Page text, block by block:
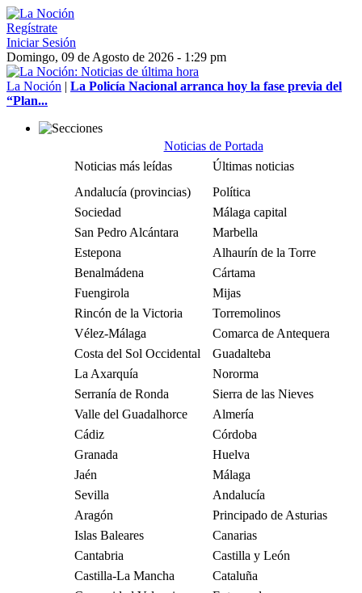
Regístrate
Iniciar Sesión
Domingo, 09 de Agosto de 2026 - 1:29 pm
La Noción | La Policía Nacional arranca hoy la fase previa del
“Plan...
Noticias de Portada
Noticias más leídas
Últimas noticias
Andalucía (provincias)
Política
Sociedad
Málaga capital
San Pedro Alcántara
Marbella
Estepona
Alhaurín de la Torre
Benalmádena
Cártama
Fuengirola
Mijas
Rincón de la Victoria
Torremolinos
Vélez-Málaga
Comarca de Antequera
Costa del Sol Occidental
Guadalteba
La Axarquía
Nororma
Serranía de Ronda
Sierra de las Nieves
Valle del Guadalhorce
Almería
Cádiz
Córdoba
Granada
Huelva
Jaén
Málaga
Sevilla
Andalucía
Aragón
Principado de Asturias
Islas Baleares
Canarias
Cantabria
Castilla y León
Castilla-La Mancha
Cataluña